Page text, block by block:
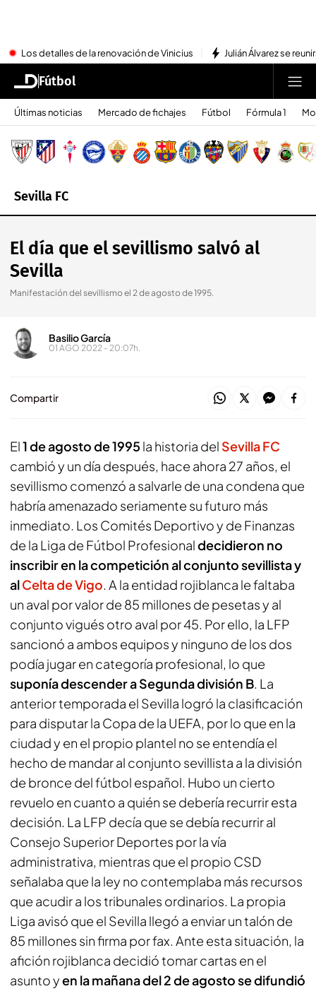
Los detalles de la renovación de Vinicius Julián Álvarez se
Fútbol
Últimas noticias Mercado de fichajes Fútbol Fórmula 1
Sevilla FC
El día que el sevillismo salvó al
Sevilla
Manifestación del sevillismo el 2 de agosto de 1995.
Basilio García
01 AGO 2022 - 20:07h.
Compartir
El1 de agosto de 1995 la historia del Sevilla FC
cambió y un día después, hace ahora 27 años, el
sevillismo comenzó a salvarle de una condena que
habría amenazado seriamente su futuro más
inmediato. Los Comités Deportivo y de Finanzas
de la Liga de Fútbol Profesionaldecidieron no
inscribir en la competición al conjunto sevillista y
alCelta de Vigo. A la entidad rojiblanca le faltaba
un aval por valor de 85 millones de pesetas y al
conjunto vigués otro aval por 45. Por ello, la LFP
sancionó a ambos equipos y ninguno de los dos
podía jugar en categoría profesional, lo que
suponía descender a Segunda división B. La
anterior temporada el Sevilla logró la clasificación
para disputar la Copa de la UEFA, por lo que en la
ciudad y en el propio plantel no se entendía el
hecho de mandar al conjunto sevillista a la división
de bronce del fútbol español. Hubo un cierto
revuelo en cuanto a quién se debería recurrir esta
decisión. La LFP decía que se debía recurrir al
Consejo Superior Deportes por la vía
administrativa, mientras que el propio CSD
señalaba que la ley no contemplaba más recursos
que acudir a los tribunales ordinarios. La propia
Liga avisó que el Sevilla llegó a enviar un talón de
85 millones sin firma por fax. Ante esta situación, la
afición rojiblanca decidió tomar cartas en el
asunto yen la mañana del 2 de agosto se difundió